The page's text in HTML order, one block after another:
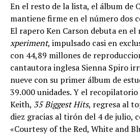
En el resto de la lista, el álbum de
mantiene firme en el número dos
El rapero Ken Carson debuta en
xperiment, impulsado casi en
con 44,89 millones de
cantautora inglesa Sienna Spiro
nueve con su primer álbum de
39.000 unidades. Y el
Keith, 35 Biggest Hits, regresa al
diez gracias al tirón del 4 de julio,
«Courtesy of the Red, White and